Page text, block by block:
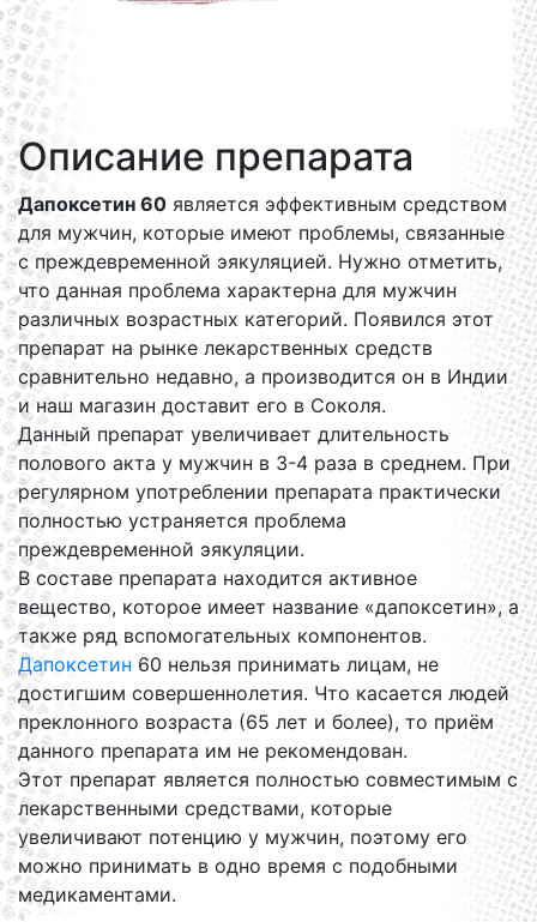
Описание препарата
Дапоксетин 60 является эффективным средством
для мужчин, которые имеют проблемы, связанные
с преждевременной эякуляцией. Нужно отметить,
что данная проблема характерна для мужчин
различных возрастных категорий. Появился этот
препарат на рынке лекарственных средств
сравнительно недавно, а производится он в Индии
и наш магазин доставит его в Соколя.
Данный препарат увеличивает длительность
полового акта у мужчин в 3-4 раза в среднем. При
регулярном употреблении препарата практически
полностью устраняется проблема
преждевременной эякуляции.
В составе препарата находится активное
вещество, которое имеет название «дапоксетин», а
также ряд вспомогательных компонентов.
Дапоксетин 60 нельзя принимать лицам, не
достигшим совершеннолетия. Что касается людей
преклонного возраста (65 лет и более), то приём
данного препарата им не рекомендован.
Этот препарат является полностью совместимым с
лекарственными средствами, которые
увеличивают потенцию у мужчин, поэтому его
можно принимать в одно время с подобными
медикаментами.